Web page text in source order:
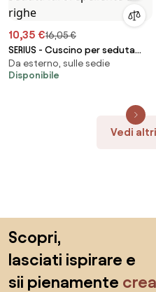
10,35 €16,05 €
SERIUS - Cuscino per seduta
idrorepellente a righe
Da esterno, sulle sedie
Disponibile
Vedi
Scopri,
lasciati ispirare e
sii pienamente